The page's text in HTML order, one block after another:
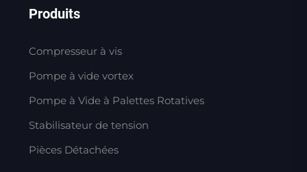
Produits
Compresseur à vis
Pompe à vide vortex
Pompe à Vide à Palettes Rotatives
Stabilisateur de tension
Pièces Détachées